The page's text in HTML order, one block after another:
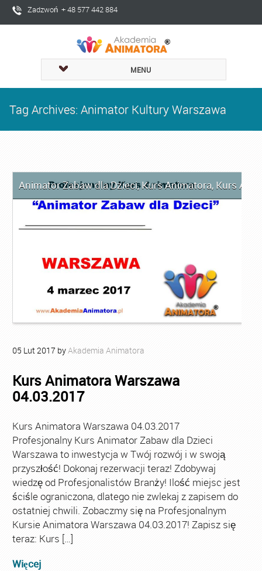
Zadzwoń + 48 577 442 884
MENU
Tag Archives: Animator Kultury Warszawa
Animator Zabaw dla Dzieci,Kurs Animatora, Kurs
05 Lut 2017 byAkademia Animatora
Kurs Animatora Warszawa
04.03.2017
Kurs Animatora Warszawa 04.03.2017
Profesjonalny Kurs Animator Zabaw dla Dzieci
Warszawa to inwestycja w Twój rozwój i w swoją
przyszłość! Dokonaj rezerwacji teraz! Zdobywaj
wiedzę od Profesjonalistów Branży! Ilość miejsc jest
ściśle ograniczona, dlatego nie zwlekaj z zapisem do
ostatniej chwili. Zobaczmy się na Profesjonalnym
Kursie Animatora Warszawa 04.03.2017! Zapisz się
teraz: Kurs […]
Więcej